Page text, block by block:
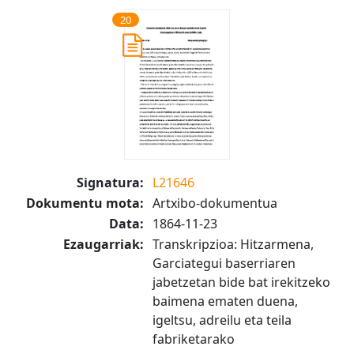
20
Signatura: L21646
Dokumentu mota: Artxibo-dokumentua
Data: 1864-11-23
Ezaugarriak: Transkripzioa: Hitzarmena,
Garciategui baserriaren
jabetzetan bide bat irekitzeko
baimena ematen duena,
igeltsu, adreilu eta teila
fabriketarako